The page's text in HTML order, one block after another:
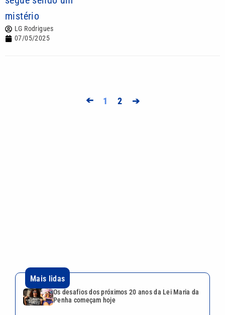
mistério
LG Rodrigues
07/05/2025
➔ 1 2 ➔
acontece sábado; veja quem pode se imunizar
Copa do Brasil: veja as datas dos jogos das
quartas de final e os times classificados